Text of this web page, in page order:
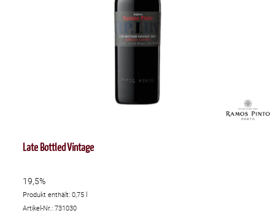
Late Bottled Vintage
19,5%
Produkt enthält: 0,75
Artikel-Nr.: 731030